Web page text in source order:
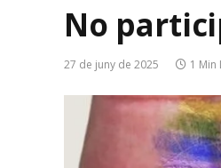
No
27 de juny de 2025 1 Min